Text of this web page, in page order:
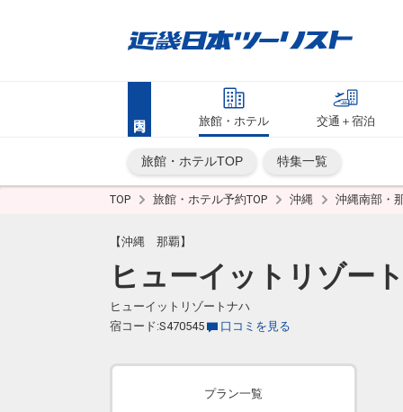
旅館・ホテル 交通＋宿泊
旅館・ホテルTOP 特集一覧
TOP 旅館・ホテル予約TOP 沖縄 沖縄南部・
【沖縄 那覇】
ヒューイットリゾー
ヒューイットリゾートナハ
宿コード:S470545
口コミを見る
プラン一覧